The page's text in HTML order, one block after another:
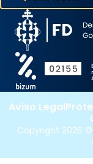
Copyright 2026
Aviso Legal